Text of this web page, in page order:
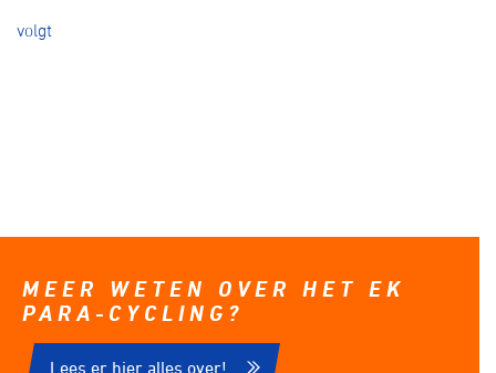
volgt
MEER WETEN OVER HET EK
PARA-CYCLING?
Lees er hier alles over!